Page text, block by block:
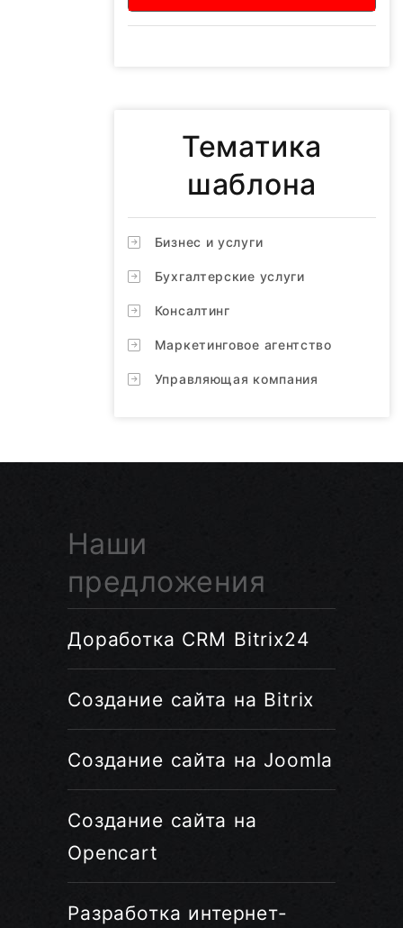
Тематика
шаблона
Бизнес и услуги
Бухгалтерские услуги
Консалтинг
Маркетинговое агентство
Управляющая компания
Наши
предложения
Доработка CRM Bitrix24
Создание сайта на Bitrix
Создание сайта на Joomla
Создание сайта на
Opencart
Разработка интернет-